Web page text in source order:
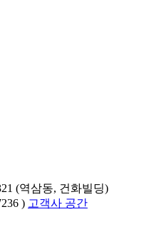
(역삼동, 건화빌딩)
) 고객사 공간